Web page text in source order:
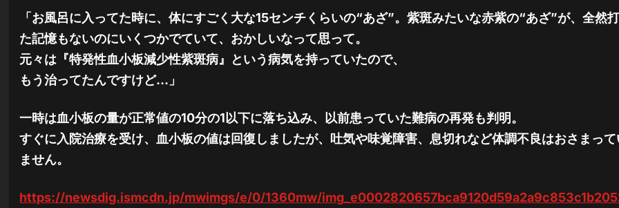
「お風呂に入ってた時に、体にすごく大な15センチくらいの“あざ”。紫斑みたいな赤紫の“あざ”が、全然
た記憶もないのにいくつかでていて、おかしいなって思って。
元々は『特発性血小板減少性紫斑病』という病気を持っていたので、
もう治ってたんですけど…」
一時は血小板の量が正常値の10分の1以下に落ち込み、以前患っていた難病の再発も判明。
すぐに入院治療を受け、血小板の値は回復しましたが、吐気や味覚障害、息切れなど体調不良はおさまっ
ません。
https://newsdig.ismcdn.jp/mwimgs/e/0/1360mw/